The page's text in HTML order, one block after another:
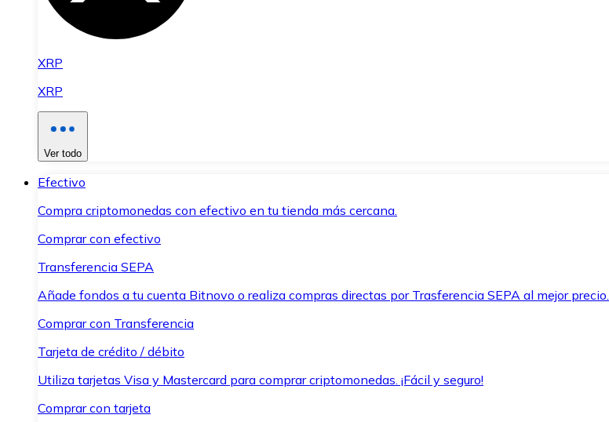
XRP
XRP
Ver todo
Efectivo
Compra criptomonedas con efectivo en tu tienda más cercana.
Comprar con efectivo
Transferencia SEPA
Añade fondos a tu cuenta Bitnovo o realiza compras directas por Trasferencia SEPA al mejor precio.
Comprar con Transferencia
Tarjeta de crédito / débito
Utiliza tarjetas Visa y Mastercard para comprar criptomonedas. ¡Fácil y seguro!
Comprar con tarjeta